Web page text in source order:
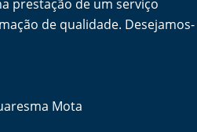
prestação de um serviço
de qualidade. Desejamos-
Mota